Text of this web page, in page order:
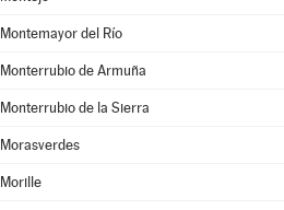
Montemayor del Río
Monterrubio de Armuña
Monterrubio de la Sierra
Morasverdes
Morille